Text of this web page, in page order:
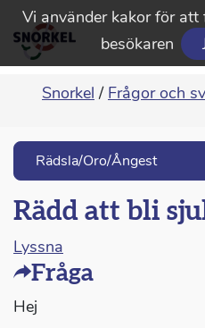
Vi använder kakor för
besökaren
Snorkel / Frågor och
Rädsla/Oro/Ångest
Rädd att bli
Lyssna
Fråga
Hej